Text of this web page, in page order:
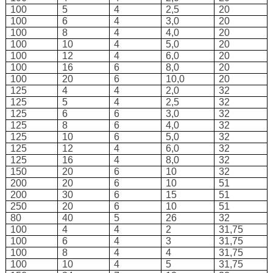
100
5 4 2,5
20
100
6 4 3,0
20
100
8 4 4,0
20
100
10 4 5,0
20
100
12 4 6,0
20
100
16 6 8,0
20
100
20 6 10,0
20
125
4 4 2,0
32
125
5 4 2,5
32
125
6 6 3,0
32
125
8 6 4,0
32
125
10 6 5,0
32
125
12 4 6,0
32
125
16 4 8,0
32
150
20 6 10
32
200
20 6 10
51
200
30 6 15
51
250
20 6 10
51
80
40 5 26
32
100
4 4 2
31,75
100
6 4 3
31,75
100
8 4 4
31,75
100
10 4 5
31,75